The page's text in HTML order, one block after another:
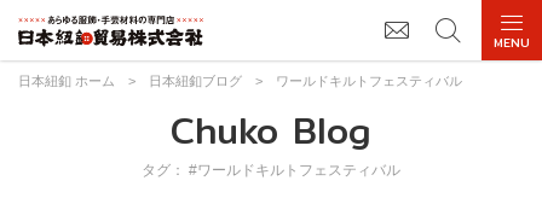
日本紐釦 ホーム > 日本紐釦ブログ > ワールドキルトフェスティバル
Chuko Blog
タグ： #ワールドキルトフェスティバル